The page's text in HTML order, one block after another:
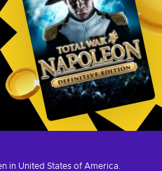
in United States of America.